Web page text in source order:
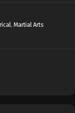
, Martial Arts